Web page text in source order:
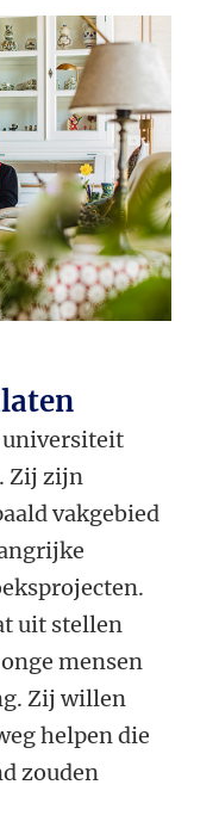
universiteit
Zij zijn
vakgebied
uit stellen
mensen
Zij willen
helpen die
zouden